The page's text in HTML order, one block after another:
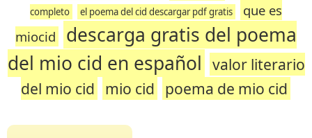
completo
el poema del cid descargar pdf gratis
que es
miocid
descarga gratis del poema
del mio cid en español valor literario
del mio cid mio cid poema de mio cid